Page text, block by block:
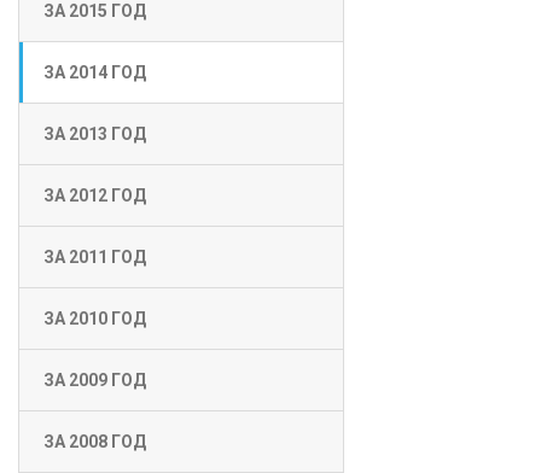
ЗА 2015 ГОД
ЗА 2014 ГОД
ЗА 2013 ГОД
ЗА 2012 ГОД
ЗА 2011 ГОД
ЗА 2010 ГОД
ЗА 2009 ГОД
ЗА 2008 ГОД